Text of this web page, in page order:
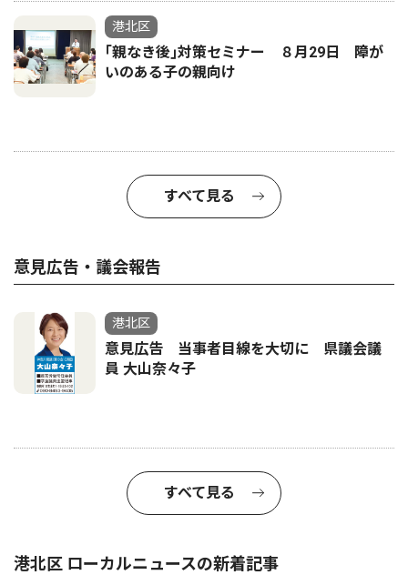
港北区
｢親なき後｣対策セミナー ８月29日 障が
いのある子の親向け
すべて見る
意見広告・議会報告
港北区
意見広告 当事者目線を大切に 県議会議
員 大山奈々子
すべて見る
港北区 ローカルニュースの新着記事